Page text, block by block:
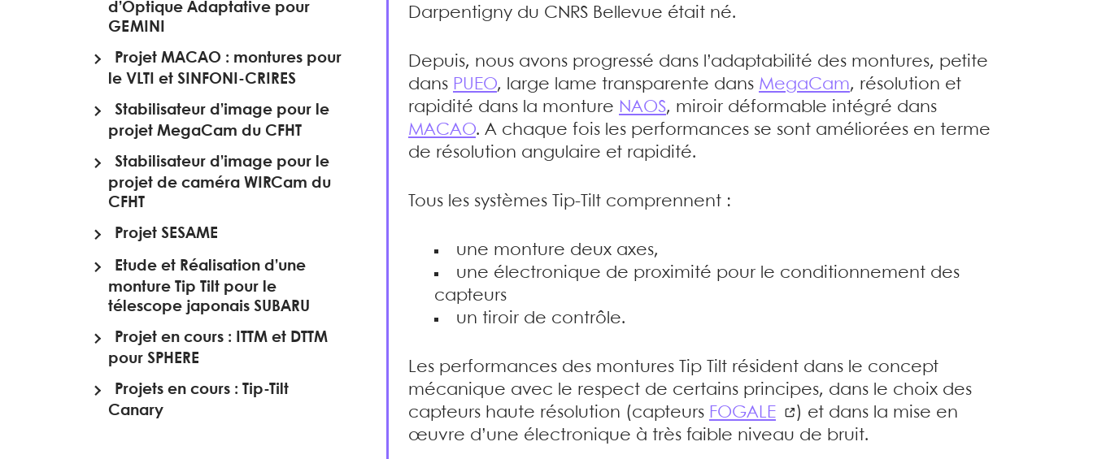
Darpentigny du CNRS Bellevue était né.
Depuis, nous avons progressé dans l’adaptabilité des montures, petite
dans PUEO, large lame transparente dans MegaCam, résolution et
rapidité dans la monture NAOS, miroir déformable intégré dans
MACAO. A chaque fois les performances se sont améliorées en terme
de résolution angulaire et rapidité.
Tous les systèmes Tip-Tilt comprennent :
une monture deux axes,
une électronique de proximité pour le conditionnement des
capteurs
un tiroir de contrôle.
Les performances des montures Tip Tilt résident dans le concept
mécanique avec le respect de certains principes, dans le choix des
capteurs haute résolution (capteurs FOGALE
) et dans la mise en
œuvre d’une électronique à très faible niveau de bruit.
d’Optique Adaptative pour
GEMINI
Projet MACAO : montures pour
le VLTI et SINFONI-CRIRES
Stabilisateur d’image pour le
projet MegaCam du CFHT
Stabilisateur d’image pour le
projet de caméra WIRCam du
CFHT
Projet SESAME
Etude et Réalisation d’une
monture Tip Tilt pour le
télescope japonais SUBARU
Projet en cours : ITTM et DTTM
pour SPHERE
Projets en cours : Tip-Tilt
Canary